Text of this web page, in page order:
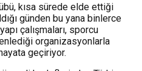
kısa sürede elde ettiği
günden bu yana binlerce
çalışmaları, sporcu
organizasyonlarla
geçiriyor.